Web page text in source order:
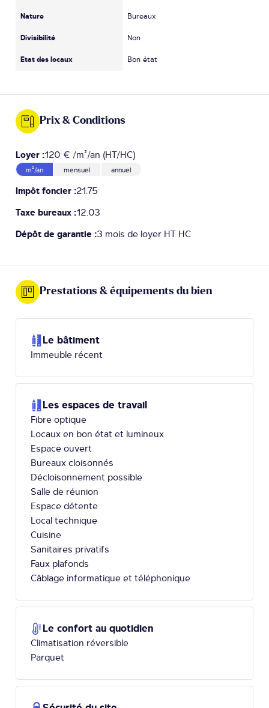
Nature
Divisibilité
Etat des locaux
Bureaux
Non
Bon état
Prix & Conditions
Loyer :120 € /m²/an (HT/HC)
m²/an mensuel annuel
Impôt foncier :21.75
Taxe bureaux :12.03
Dépôt de garantie :3 mois de loyer HT HC
Prestations & équipements du bien
Le bâtiment
Immeuble récent
Les espaces de travail
Fibre optique
Locaux en bon état et lumineux
Espace ouvert
Bureaux cloisonnés
Décloisonnement possible
Salle de réunion
Espace détente
Local technique
Cuisine
Sanitaires privatifs
Faux plafonds
Câblage informatique et téléphonique
Le confort au quotidien
Climatisation réversible
Parquet